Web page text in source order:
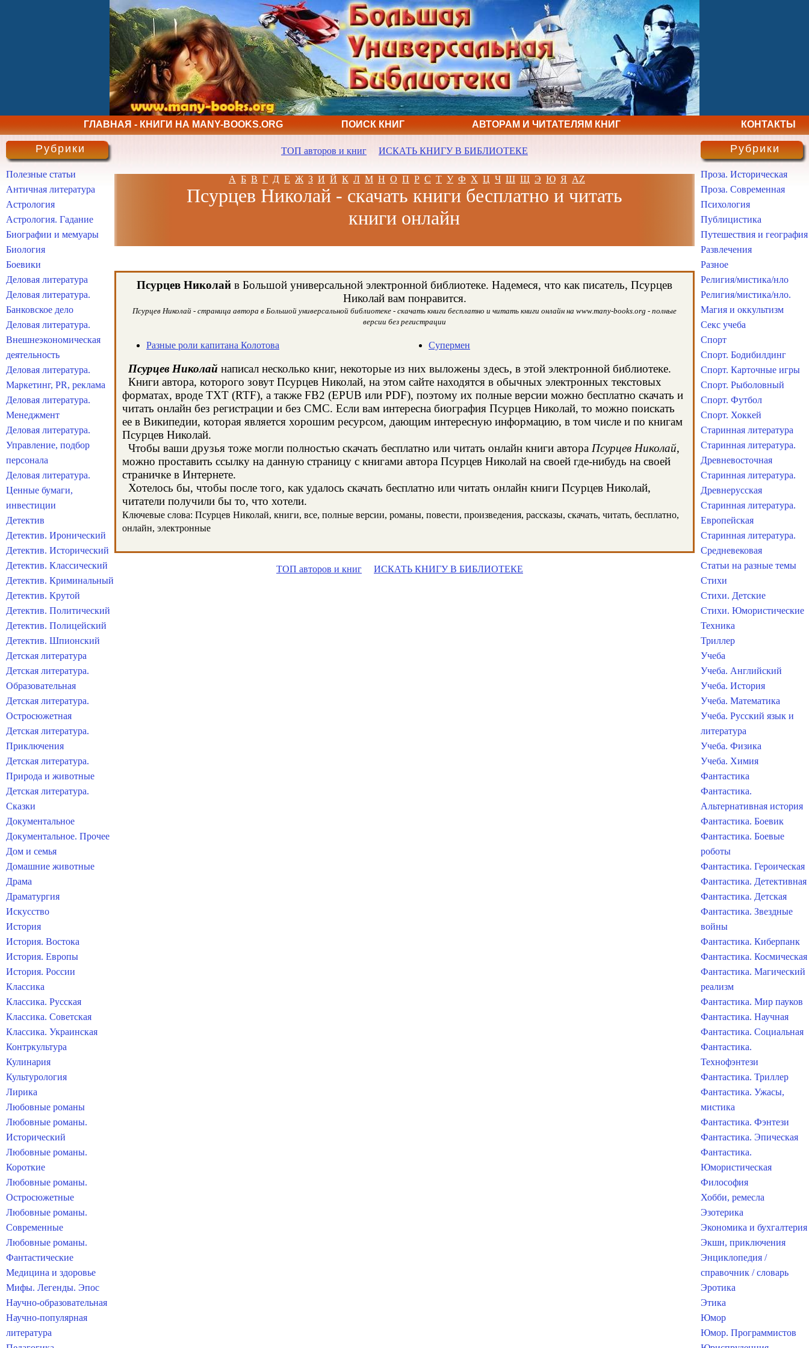
ГЛАВНАЯ - КНИГИ НА MANY-BOOKS.ORG ПОИСК КНИГ АВТОРАМ И ЧИТАТЕЛЯМ КНИГ КОНТАКТЫ
ТОП авторов и книг ИСКАТЬ КНИГУ В БИБЛИОТЕКЕ
А Б В Г Д Е Ж З И Й К Л М Н О П Р С Т У Ф Х Ц Ч Ш Щ Э Ю Я AZ
Псурцев Николай - скачать книги бесплатно и читать
книги онлайн
Псурцев Николай в Большой универсальной электронной библиотеке. Надемеся, что как писатель, Псурцев
Николай вам понравится.
Псурцев Николай - страница автора в Большой универсальной библиотеке - скачать книги бесплатно и читать книги онлайн на www.many-books.org - полные
версии без регистрации
Разные роли капитана Колотова Супермен
Псурцев Николай написал несколько книг, некоторые из них выложены здесь, в этой электронной библиотеке.
Книги автора, которого зовут Псурцев Николай, на этом сайте находятся в обычных электронных текстовых
форматах, вроде TXT (RTF), а также FB2 (EPUB или PDF), поэтому их полные версии можно бесплатно скачать и
читать онлайн без регистрации и без СМС. Если вам интересна биография Псурцев Николай, то можно поискать
ее в Википедии, которая является хорошим ресурсом, дающим интересную информацию, в том числе и по книгам
Псурцев Николай.
Чтобы ваши друзья тоже могли полностью скачать бесплатно или читать онлайн книги автора Псурцев Николай,
можно проставить ссылку на данную страницу с книгами автора Псурцев Николай на своей где-нибудь на своей
страничке в Интернете.
Хотелось бы, чтобы после того, как удалось скачать бесплатно или читать онлайн книги Псурцев Николай,
читатели получили бы то, что хотели.
Ключевые слова: Псурцев Николай, книги, все, полные версии, романы, повести, произведения, рассказы, скачать, читать, бесплатно,
онлайн, электронные
ТОП авторов и книг ИСКАТЬ КНИГУ В БИБЛИОТЕКЕ
Рубрики
Полезные статьи
Античная литература
Астрология
Астрология. Гадание
Биографии и мемуары
Биология
Боевики
Деловая литература
Деловая литература.
Банковское дело
Деловая литература.
Внешнеэкономическая
деятельность
Деловая литература.
Маркетинг, PR, реклама
Деловая литература.
Менеджмент
Деловая литература.
Управление, подбор
персонала
Деловая литература.
Ценные бумаги,
инвестиции
Детектив
Детектив. Иронический
Детектив. Исторический
Детектив. Классический
Детектив. Криминальный
Детектив. Крутой
Детектив. Политический
Детектив. Полицейский
Детектив. Шпионский
Детская литература
Детская литература.
Образовательная
Детская литература.
Остросюжетная
Детская литература.
Приключения
Детская литература.
Природа и животные
Детская литература.
Сказки
Документальное
Документальное. Прочее
Дом и семья
Домашние животные
Драма
Драматургия
Искусство
История
История. Востока
История. Европы
История. России
Классика
Классика. Русская
Классика. Советская
Классика. Украинская
Контркультура
Кулинария
Культурология
Лирика
Любовные романы
Любовные романы.
Исторический
Любовные романы.
Короткие
Любовные романы.
Остросюжетные
Любовные романы.
Современные
Любовные романы.
Фантастические
Медицина и здоровье
Мифы. Легенды. Эпос
Научно-образовательная
Научно-популярная
литература
Рубрики
Проза. Историческая
Проза. Современная
Психология
Публицистика
Путешествия и география
Развлечения
Разное
Религия/мистика/нло
Религия/мистика/нло.
Магия и оккультизм
Секс учеба
Спорт
Спорт. Бодибилдинг
Спорт. Карточные игры
Спорт. Рыболовный
Спорт. Футбол
Спорт. Хоккей
Старинная литература
Старинная литература.
Древневосточная
Старинная литература.
Древнерусская
Старинная литература.
Европейская
Старинная литература.
Средневековая
Статьи на разные темы
Стихи
Стихи. Детские
Стихи. Юмористические
Техника
Триллер
Учеба
Учеба. Английский
Учеба. История
Учеба. Математика
Учеба. Русский язык и
литература
Учеба. Физика
Учеба. Химия
Фантастика
Фантастика.
Альтернативная история
Фантастика. Боевик
Фантастика. Боевые
роботы
Фантастика. Героическая
Фантастика. Детективная
Фантастика. Детская
Фантастика. Звездные
войны
Фантастика. Киберпанк
Фантастика. Космическая
Фантастика. Магический
реализм
Фантастика. Мир пауков
Фантастика. Научная
Фантастика. Социальная
Фантастика.
Технофэнтези
Фантастика. Триллер
Фантастика. Ужасы,
мистика
Фантастика. Фэнтези
Фантастика. Эпическая
Фантастика.
Юмористическая
Философия
Хобби, ремесла
Эзотерика
Экономика и бухгалтерия
Экшн, приключения
Энциклопедия /
справочник / словарь
Эротика
Этика
Юмор
Юмор. Программистов